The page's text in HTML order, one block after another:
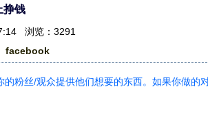
挣钱
浏览：3291
facebook
粉丝/观众提供他们想要的东西。如果你做的